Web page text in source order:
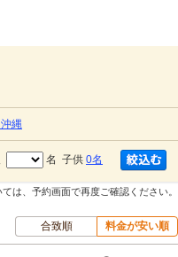
縄
名 子供 0名
は、予約画面で再度ご確認ください。
合致順 料金が安い順